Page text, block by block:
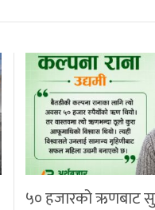
५० हजारको ऋणबाट